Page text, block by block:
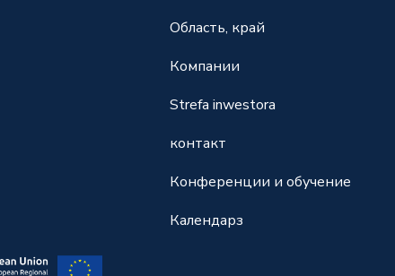
Область, край
Компании
Strefa inwestora
контакт
Конференции и обучение
Календарз